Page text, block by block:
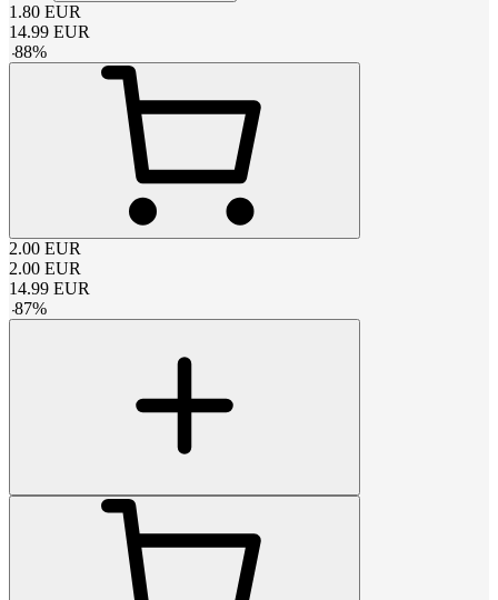
1.80 EUR
14.99 EUR
-88%
2.00 EUR
2.00 EUR
14.99 EUR
-87%